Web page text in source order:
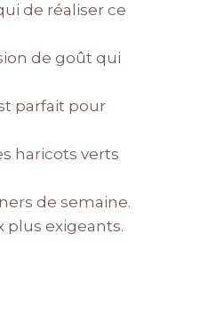
de réaliser ce
de goût qui
parfait pour
haricots verts
de semaine.
plus exigeants.